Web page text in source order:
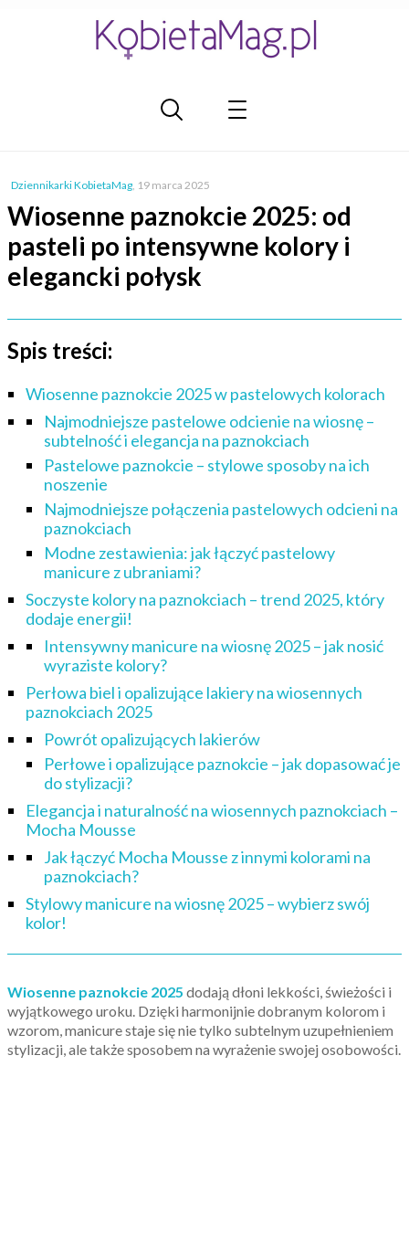
Dziennikarki KobietaMag, 19 marca 2025
Wiosenne paznokcie 2025: od
pasteli po intensywne kolory i
elegancki połysk
Spis treści:
Wiosenne paznokcie 2025 w pastelowych kolorach
Najmodniejsze pastelowe odcienie na wiosnę –
subtelność i elegancja na paznokciach
Pastelowe paznokcie – stylowe sposoby na ich
noszenie
Najmodniejsze połączenia pastelowych odcieni na
paznokciach
Modne zestawienia: jak łączyć pastelowy
manicure z ubraniami?
Soczyste kolory na paznokciach – trend 2025, który
dodaje energii!
Intensywny manicure na wiosnę 2025 – jak nosić
wyraziste kolory?
Perłowa biel i opalizujące lakiery na wiosennych
paznokciach 2025
Powrót opalizujących lakierów
Perłowe i opalizujące paznokcie – jak dopasować je
do stylizacji?
Elegancja i naturalność na wiosennych paznokciach –
Mocha Mousse
Jak łączyć Mocha Mousse z innymi kolorami na
paznokciach?
Stylowy manicure na wiosnę 2025 – wybierz swój
kolor!
Wiosenne paznokcie 2025 dodają dłoni lekkości, świeżości i
wyjątkowego uroku. Dzięki harmonijnie dobranym kolorom i
wzorom, manicure staje się nie tylko subtelnym uzupełnieniem
stylizacji, ale także sposobem na wyrażenie swojej osobowości.